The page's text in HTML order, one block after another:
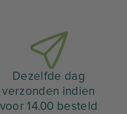
Dezelfde dag
verzonden indien
voor 14.00 besteld